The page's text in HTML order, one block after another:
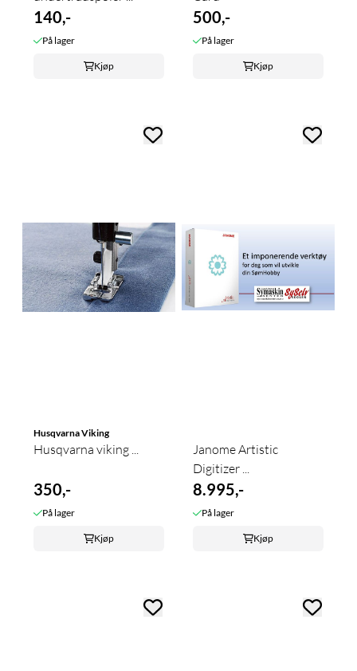
140,-
På lager
Kjøp
500,-
På lager
Kjøp
Husqvarna Viking
Husqvarna viking ...
350,-
På lager
Kjøp
Janome Artistic
Digitizer ...
8.995,-
På lager
Kjøp